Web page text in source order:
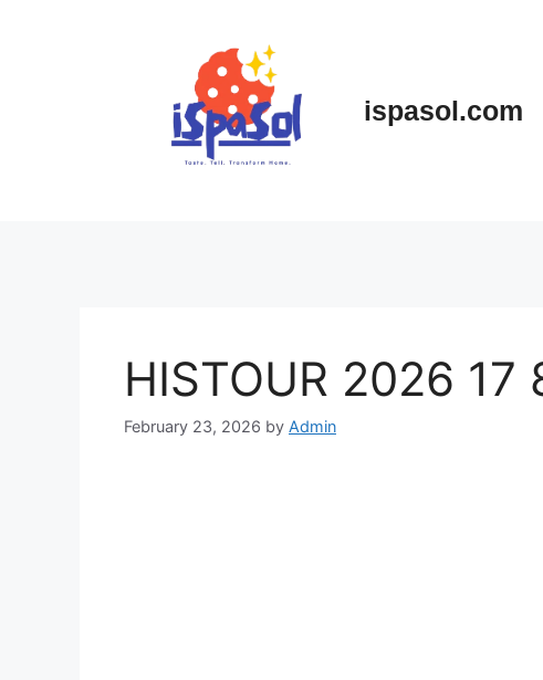
ispasol.com
HISTOUR 2026 17
February 23, 2026 by Admin